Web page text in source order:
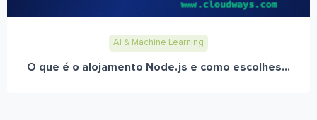
AI & Machine Learning
O que é o alojamento Node.js e como escolhes...